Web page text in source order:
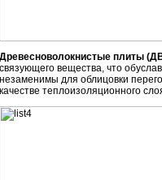
Древесноволокнистые плиты
связующего вещества, что
незаменимы для облицовки
качестве теплоизоляционного